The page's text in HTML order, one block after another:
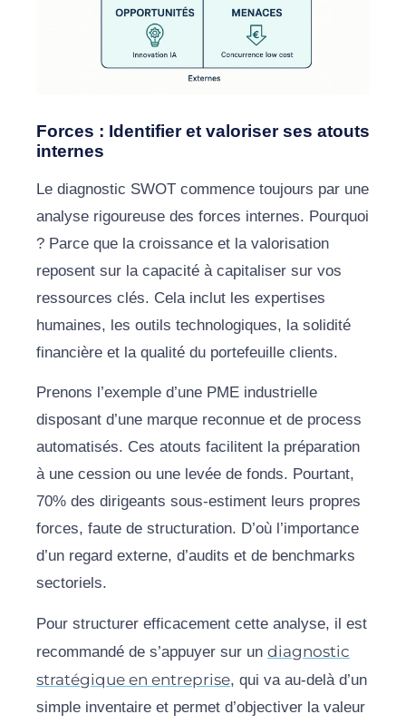
Forces : Identifier et valoriser ses atouts
internes
Le diagnostic SWOT commence toujours par une
analyse rigoureuse des forces internes. Pourquoi
? Parce que la croissance et la valorisation
reposent sur la capacité à capitaliser sur vos
ressources clés. Cela inclut les expertises
humaines, les outils technologiques, la solidité
financière et la qualité du portefeuille clients.
Prenons l’exemple d’une PME industrielle
disposant d’une marque reconnue et de process
automatisés. Ces atouts facilitent la préparation
à une cession ou une levée de fonds. Pourtant,
70% des dirigeants sous-estiment leurs propres
forces, faute de structuration. D’où l’importance
d’un regard externe, d’audits et de benchmarks
sectoriels.
Pour structurer efficacement cette analyse, il est
recommandé de s’appuyer sur un diagnostic
stratégique en entreprise, qui va au-delà d’un
simple inventaire et permet d’objectiver la valeur